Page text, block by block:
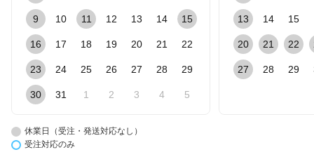
9 10 11 12 13 14 15
16 17 18 19 20 21 22
23 24 25 26 27 28 29
30 31 1 2 3 4 5
13 14 15
20 21 22
27 28 29
休業日（受注・発送対応なし）
受注対応のみ